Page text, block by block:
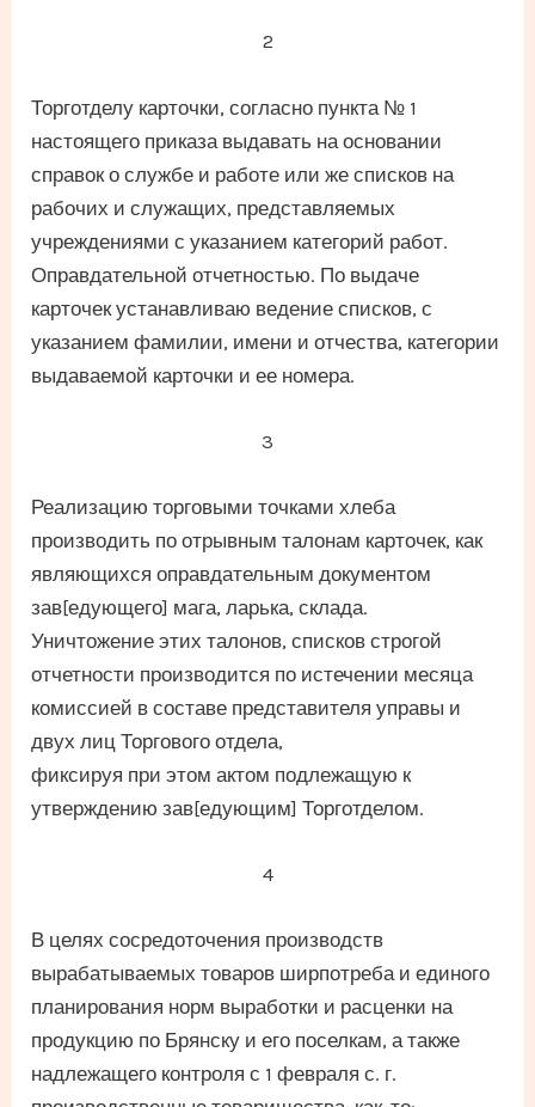
2
Торготделу карточки, согласно пункта № 1
настоящего приказа выдавать на основании
справок о службе и работе или же списков на
рабочих и служащих, представляемых
учреждениями с указанием категорий работ.
Оправдательной отчетностью. По выдаче
карточек устанавливаю ведение списков, с
указанием фамилии, имени и отчества, категории
выдаваемой карточки и ее номера.
3
Реализацию торговыми точками хлеба
производить по отрывным талонам карточек, как
являющихся оправдательным документом
зав[едующего] мага, ларька, склада.
Уничтожение этих талонов, списков строгой
отчетности производится по истечении месяца
комиссией в составе представителя управы и
двух лиц Торгового отдела,
фиксируя при этом актом подлежащую к
утверждению зав[едующим] Торготделом.
4
В целях сосредоточения производств
вырабатываемых товаров ширпотреба и единого
планирования норм выработки и расценки на
продукцию по Брянску и его поселкам, а также
надлежащего контроля с 1 февраля с. г.